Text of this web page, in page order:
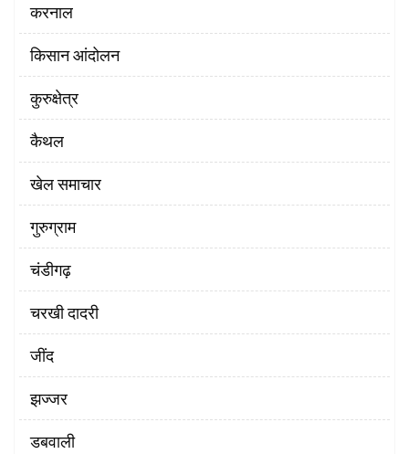
करनाल
किसान आंदोलन
कुरुक्षेत्र
कैथल
खेल समाचार
गुरुग्राम
चंडीगढ़
चरखी दादरी
‌जींद
झज्जर
डबवाली